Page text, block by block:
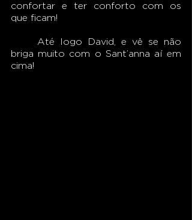
confortar e ter conforto com os
que ficam!
briga muito com o Sant’anna aí em
cima!